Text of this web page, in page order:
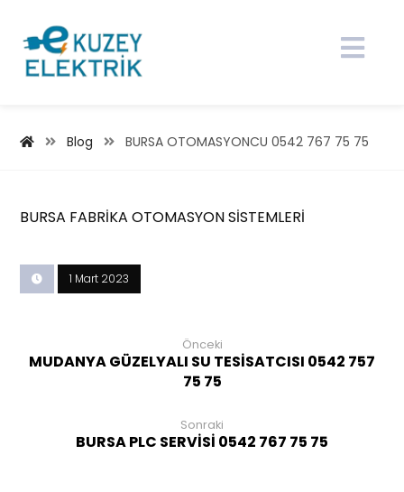
Blog BURSA OTOMASYONCU 0542 767 75 75
BURSA FABRİKA OTOMASYON SİSTEMLERİ
1 Mart 2023
Önceki
MUDANYA GÜZELYALI SU TESİSATCISI 0542 757
75 75
Sonraki
BURSA PLC SERVİSİ 0542 767 75 75